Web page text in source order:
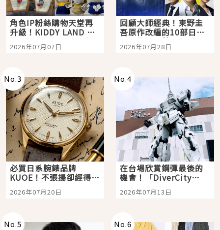
角色IP粉絲購物天堂再
升級！KIDDY LAND 原
宿店吉伊卡哇迎客，新
開幕 OMOKADO 店3分
2026年07月07日
回顧大師經典！東野圭
吾原作改編的10部日本
影視作品推薦
2026年07月28日
No.3
必買日系腕錶品牌
KUOE！不張揚卻經得起
時間洗鍊的經典之作五
選
2026年07月20日
No.4
在台場欣賞鋼彈最後的
機會！「DiverCity
Tokyo Plaza」搭船、
購物、美食及夜景，一
2026年07月13日
No.5 No.6